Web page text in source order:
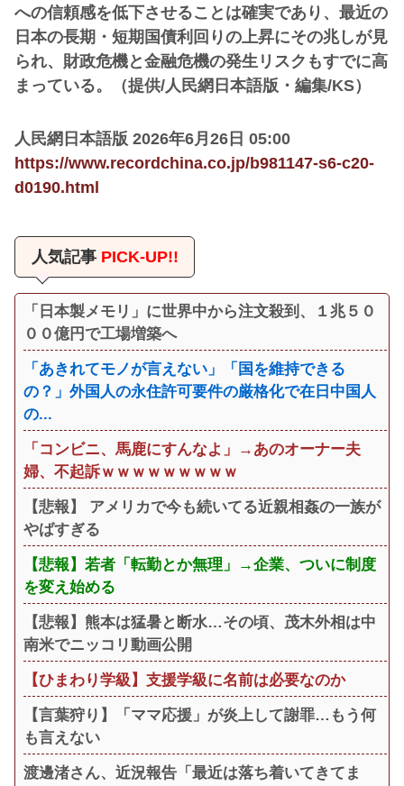
への信頼感を低下させることは確実であり、最近の
日本の長期・短期国債利回りの上昇にその兆しが見
られ、財政危機と金融危機の発生リスクもすでに高
まっている。（提供/人民網日本語版・編集/KS）
人民網日本語版 2026年6月26日 05:00
https://www.recordchina.co.jp/b981147-s6-c20-
d0190.html
人気記事PICK-UP!!
「日本製メモリ」に世界中から注文殺到、１兆５０
００億円で工場増築へ
「あきれてモノが言えない」「国を維持できる
の？」外国人の永住許可要件の厳格化で在日中国人
の...
「コンビニ、馬鹿にすんなよ」→あのオーナー夫
婦、不起訴ｗｗｗｗｗｗｗｗｗ
【悲報】 アメリカで今も続いてる近親相姦の一族が
やばすぎる
【悲報】若者「転勤とか無理」→企業、ついに制度
を変え始める
【悲報】熊本は猛暑と断水…その頃、茂木外相は中
南米でニッコリ動画公開
【ひまわり学級】支援学級に名前は必要なのか
【言葉狩り】「ママ応援」が炎上して謝罪…もう何
も言えない
渡邊渚さん、近況報告「最近は落ち着いてきてま